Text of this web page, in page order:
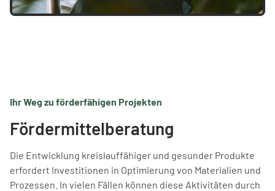
Ihr Weg zu förderfähigen Projekten
Fördermittelberatung
Die Entwicklung kreislauffähiger und gesunder Produkte
erfordert Investitionen in Optimierung von Materialien und
Prozessen. In vielen Fällen können diese Aktivitäten durch